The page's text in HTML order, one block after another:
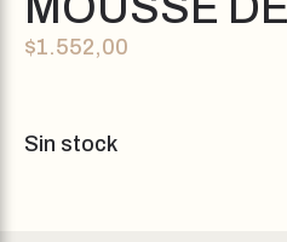
$1.552,00
Sin stock